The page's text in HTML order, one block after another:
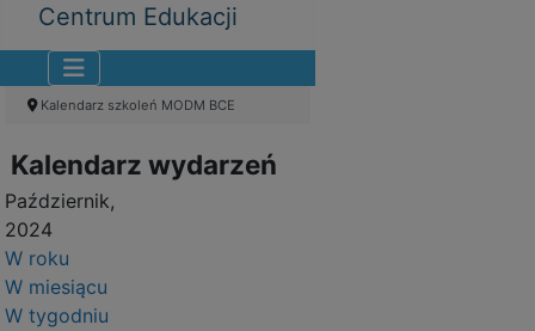
Centrum Edukacji
Kalendarz szkoleń MODM BCE
Kalendarz wydarzeń
Październik,
2024
W roku
W miesiącu
W tygodniu